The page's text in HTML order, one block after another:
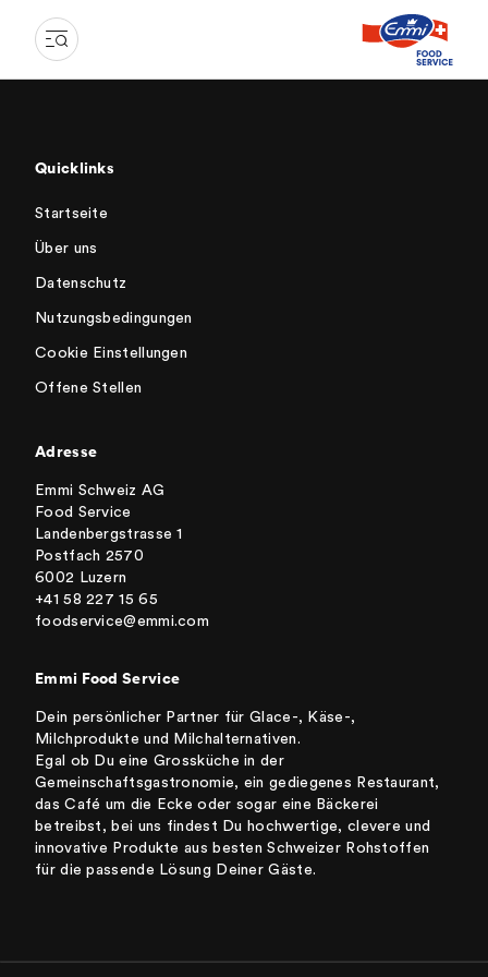
Quicklinks
Startseite
Über uns
Datenschutz
Nutzungsbedingungen
Cookie Einstellungen
Offene Stellen
Adresse
Emmi Schweiz AG
Food Service
Landenbergstrasse 1
Postfach 2570
6002 Luzern
+41 58 227 15 65
foodservice@emmi.com
Emmi Food Service
Dein persönlicher Partner für Glace-, Käse-,
Milchprodukte und Milchalternativen.
Egal ob Du eine Grossküche in der
Gemeinschaftsgastronomie, ein gediegenes Restaurant,
das Café um die Ecke oder sogar eine Bäckerei
betreibst, bei uns findest Du hochwertige, clevere und
innovative Produkte aus besten Schweizer Rohstoffen
für die passende Lösung Deiner Gäste.